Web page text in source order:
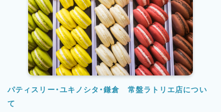
パティスリー・ユキノシタ・鎌倉 常盤ラトリエ店につい
て